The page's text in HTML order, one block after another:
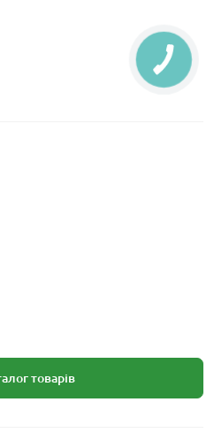
товарів